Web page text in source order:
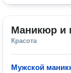
Маникюр и
Красота
Мужской